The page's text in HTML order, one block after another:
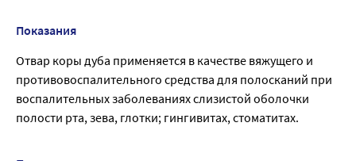
Показания
Отвар коры дуба применяется в качестве вяжущего и
противовоспалительного средства для полосканий при
воспалительных заболеваниях слизистой оболочки
полости рта, зева, глотки; гингивитах, стоматитах.